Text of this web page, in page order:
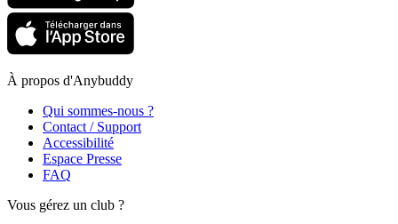
À propos d'Anybuddy
Qui sommes-nous ?
Contact / Support
Accessibilité
Espace Presse
FAQ
Vous gérez un club ?